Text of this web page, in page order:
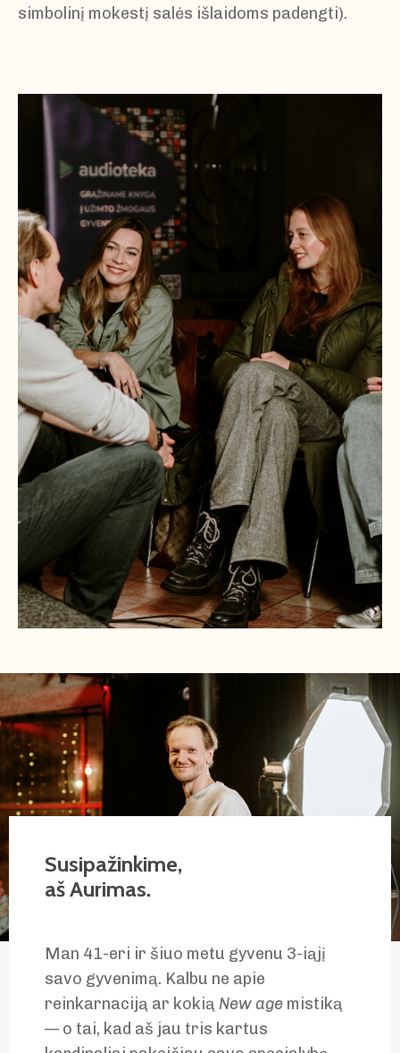
simbolinį mokestį salės išlaidoms padengti).
Susipažinkime,
aš Aurimas.
Man 41-eri ir šiuo metu gyvenu 3-iąjį
savo gyvenimą. Kalbu ne apie
reinkarnaciją ar kokią New age mistiką
— o tai, kad aš jau tris kartus